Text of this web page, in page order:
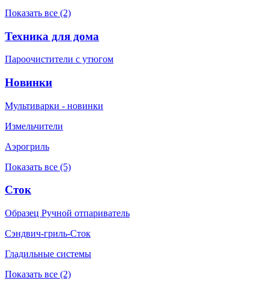
Показать все (2)
Техника для дома
Пароочистители с утюгом
Новинки
Мультиварки - новинки
Измельчители
Аэрогриль
Показать все (5)
Сток
Образец Ручной отпариватель
Сэндвич-гриль-Сток
Гладильные системы
Показать все (2)